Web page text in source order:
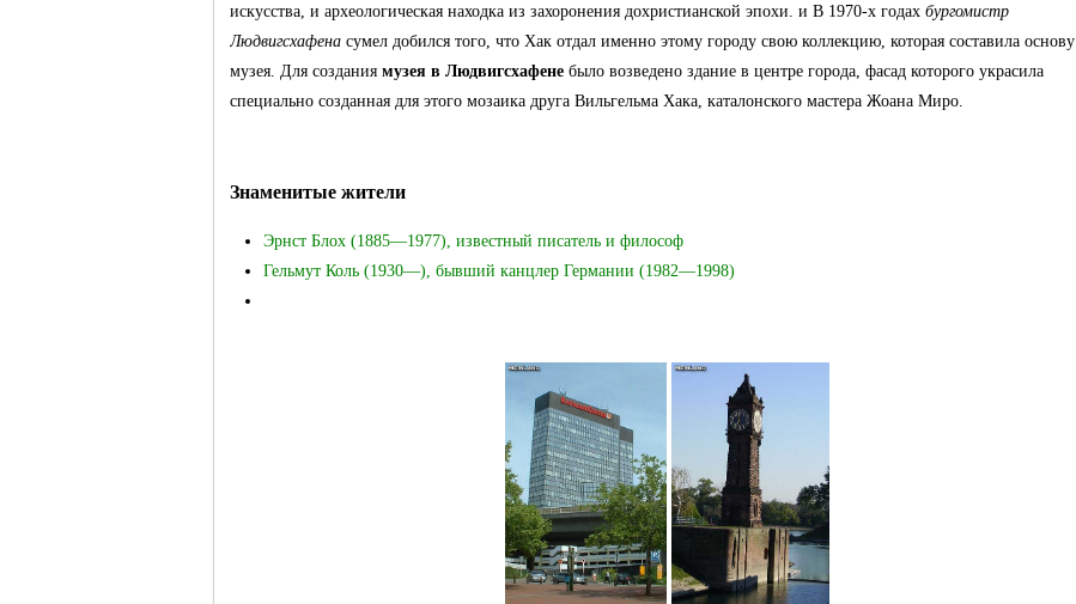
искусства, и археологическая находка из захоронения дохристианской эпохи. и В 1970-х годах бургомистр
Людвигсхафена сумел добился того, что Хак отдал именно этому городу свою коллекцию, которая составила основу
музея. Для создания музея в Людвигсхафене было возведено здание в центре города, фасад которого украсила
специально созданная для этого мозаика друга Вильгельма Хака, каталонского мастера Жоана Миро.
Знаменитые жители
Эрнст Блох (1885—1977), известный писатель и философ
Гельмут Коль (1930—), бывший канцлер Германии (1982—1998)